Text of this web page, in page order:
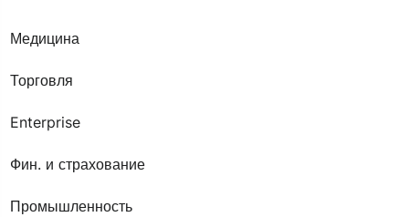
Медицина
Торговля
Enterprise
Фин. и страхование
Промышленность